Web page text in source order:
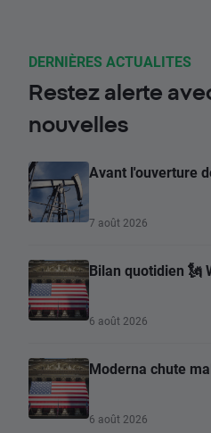
DERNIÈRES ACTUALITES
Restez alerte
nouvelles
Avant l'ouverture
7 août 2026
Bilan quotidien 🗽
6 août 2026
Moderna chute
6 août 2026